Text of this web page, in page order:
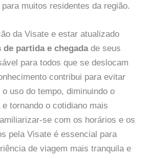
muitos residentes da região.
da Visate e estar atualizado
de partida e chegadade seus
para todos que se deslocam
contribui para evitar
uso do tempo, diminuindo o
tornando o cotidiano mais
se com os horários e os
pela Visate é essencial para
de viagem mais tranquila e